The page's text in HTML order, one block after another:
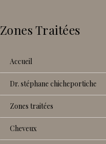
Zones Traitées
accueil
dr. stéphane chicheportiche
zones traitées
cheveux